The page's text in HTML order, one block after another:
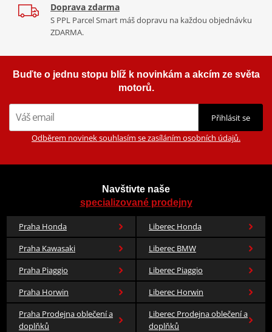
Doprava zdarma
S PPL Parcel Smart máš dopravu na každou objednávku
ZDARMA.
Buďte o jednu stopu blíž k novinkám a akcím ze světa
motorů.
Přihlásit se
Odběrem novinek souhlasím se zasíláním osobních údajů.
Navštivte naše
specializované prodejny
Praha Honda
Liberec Honda
Praha Kawasaki
Liberec BMW
Praha Piaggio
Liberec Piaggio
Praha Horwin
Liberec Horwin
Praha Prodejna oblečení a
doplňků
Liberec Prodejna oblečení a
doplňků